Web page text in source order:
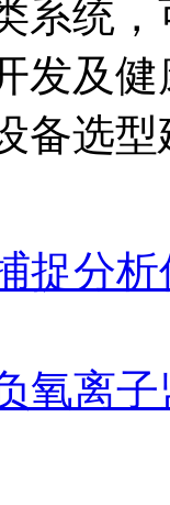
统，
发及
备选
捉分
氧离